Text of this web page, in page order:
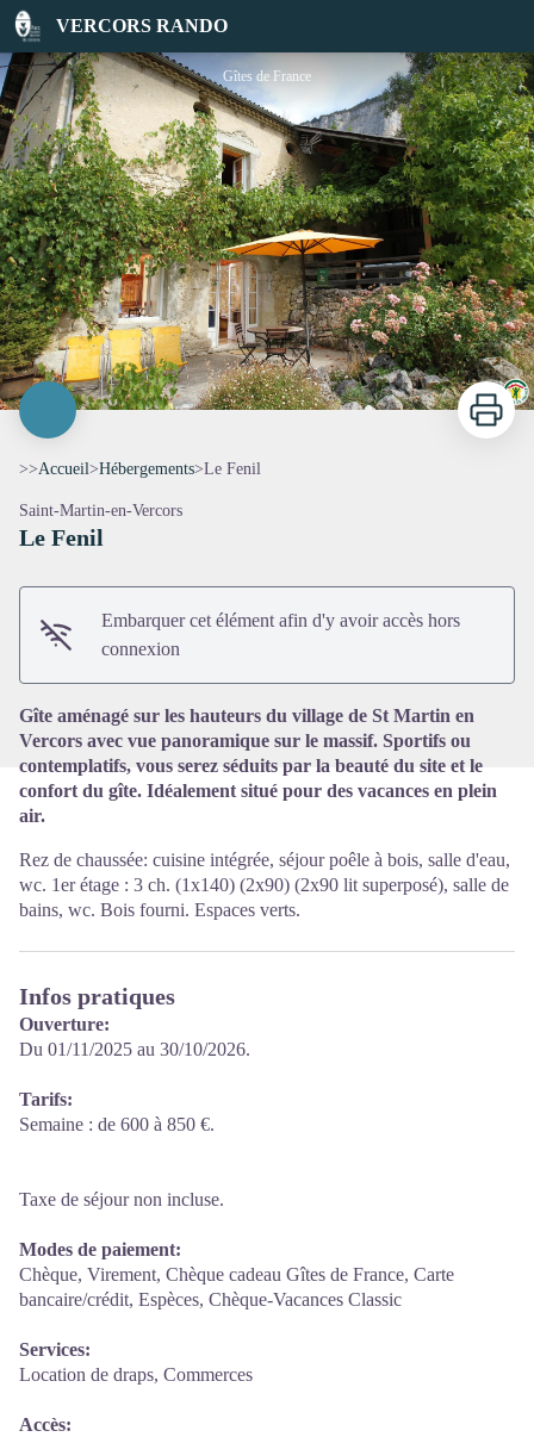
VERCORS RANDO
Le Fenil
Gîtes de France
Imprimer
>>Accueil>Hébergements>Le Fenil
Saint-Martin-en-Vercors
Le Fenil
Embarquer cet élément afin d'y avoir accès hors
connexion
Gîte aménagé sur les hauteurs du village de St Martin en
Vercors avec vue panoramique sur le massif. Sportifs ou
contemplatifs, vous serez séduits par la beauté du site et le
confort du gîte. Idéalement situé pour des vacances en plein
air.
Rez de chaussée: cuisine intégrée, séjour poêle à bois, salle d'eau,
wc. 1er étage : 3 ch. (1x140) (2x90) (2x90 lit superposé), salle de
bains, wc. Bois fourni. Espaces verts.
Infos pratiques
Ouverture:
Du 01/11/2025 au 30/10/2026.
Tarifs:
Semaine : de 600 à 850 €.
Taxe de séjour non incluse.
Modes de paiement:
Chèque, Virement, Chèque cadeau Gîtes de France, Carte
bancaire/crédit, Espèces, Chèque-Vacances Classic
Services:
Location de draps, Commerces
Accès: